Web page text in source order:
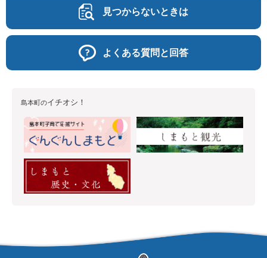
見つからないときは
よくある質問と回答
島本町のイチオシ！